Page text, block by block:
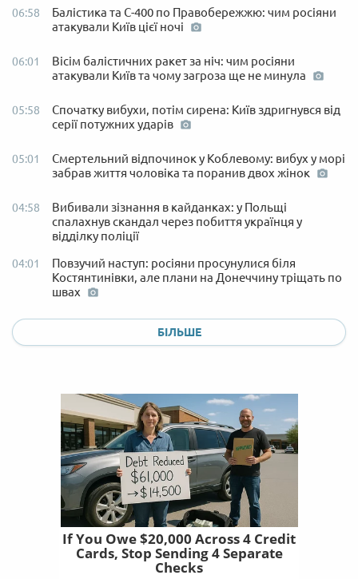
06:58
Балістика та С-400 по Правобережжю: чим росіяни
атакували Київ цієї ночі
06:01
Вісім балістичних ракет за ніч: чим росіяни
атакували Київ та чому загроза ще не минула
05:58
Спочатку вибухи, потім сирена: Київ здригнувся від
серії потужних ударів
05:01
Смертельний відпочинок у Коблевому: вибух у морі
забрав життя чоловіка та поранив двох жінок
04:58
Вибивали зізнання в кайданках: у Польщі
спалахнув скандал через побиття українця у
відділку поліції
04:01
Повзучий наступ: росіяни просунулися біля
Костянтинівки, але плани на Донеччину тріщать по
швах
БІЛЬШЕ
If You Owe $20,000 Across 4 Credit
Cards, Stop Sending 4 Separate
Checks